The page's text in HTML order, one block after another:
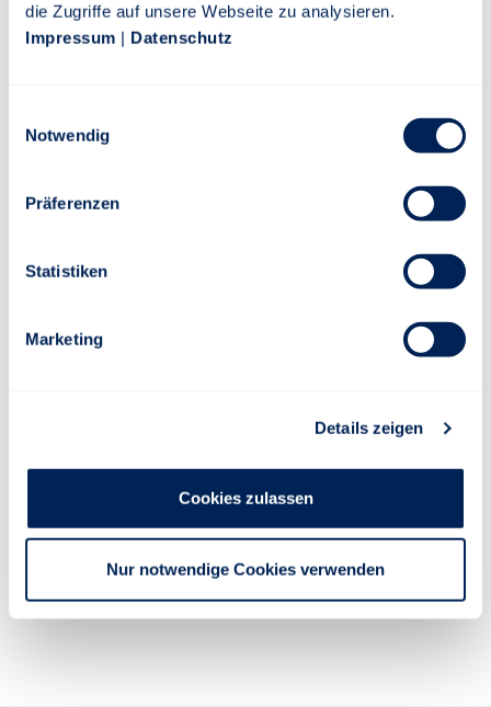
die Zugriffe auf unsere Webseite zu analysieren.
Impressum | Datenschutz
Notwendig
Präferenzen
Statistiken
Marketing
Details zeigen
Cookies zulassen
Nur notwendige Cookies verwenden
Absicherung von Mobiliar in gemieteten
Ferienwohnungen/-häusern
in der Stuttgarter Privat-Haftpflichtversicherung besteht.
Rechtlicher Hinweis:
Es handelt sich um eine Werbemitteilung.
unverbindliche Darstellungen. Maßgeblich sind ausschließlich die
Tarifbestimmungen und die Versicherungsbedingungen.
Download
Versicherungsbedingungen